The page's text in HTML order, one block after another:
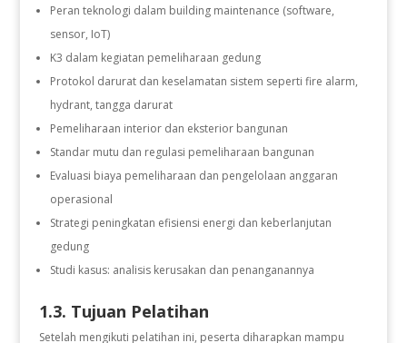
Peran teknologi dalam building maintenance (software,
sensor, IoT)
K3 dalam kegiatan pemeliharaan gedung
Protokol darurat dan keselamatan sistem seperti fire alarm,
hydrant, tangga darurat
Pemeliharaan interior dan eksterior bangunan
Standar mutu dan regulasi pemeliharaan bangunan
Evaluasi biaya pemeliharaan dan pengelolaan anggaran
operasional
Strategi peningkatan efisiensi energi dan keberlanjutan
gedung
Studi kasus: analisis kerusakan dan penanganannya
1.3. Tujuan Pelatihan
Setelah mengikuti pelatihan ini, peserta diharapkan mampu